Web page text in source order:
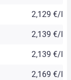
2,129 €/l
2,139 €/l
2,139 €/l
2,169 €/l